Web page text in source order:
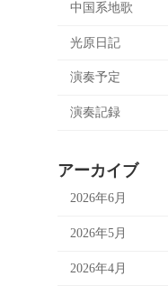
中国系地歌
光原日記
演奏予定
演奏記録
アーカイブ
2026年6月
2026年5月
2026年4月